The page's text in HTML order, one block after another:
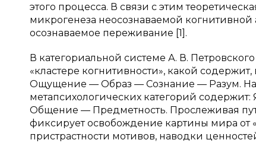
этого процесса. В связи с этим
микрогенеза неосознаваемой
осознаваемое переживание [1].
В категориальной системе А. В.
«кластере когнитивности», какой
Ощущение — Образ — Сознание — Разум.
метапсихологических категорий
Общение — Предметность. Прослеживая
фиксирует освобождение картины мира от
пристрастности мотивов, наводки